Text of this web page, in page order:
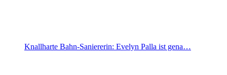
Knallharte Bahn-Saniererin: Evelyn Palla ist gena…